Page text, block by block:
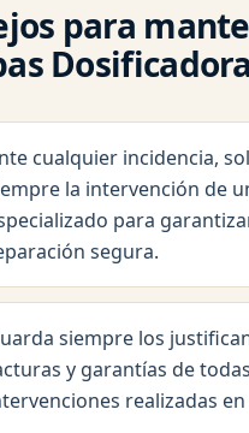
para
cualquier incidencia,
la intervención de
para
segura.
siempre los
y garantías de
realizadas